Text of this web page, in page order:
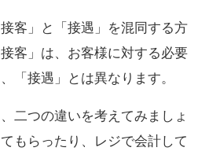
客」と「接遇」を混同する方
客」は、お客様に対する必要
「接遇」とは異なります。
二つの違いを考えてみましょ
もらったり、レジで会計して